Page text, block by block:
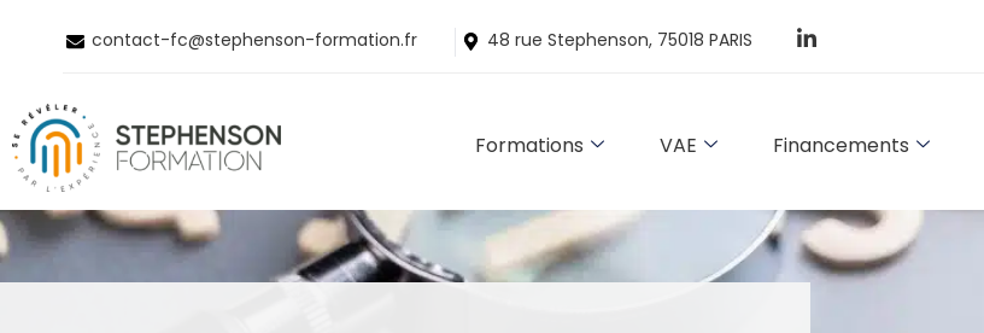
p
a
contact-fc@stephenson-formation.fr 48 rue Stephenson, 75018 PARIS
Formations VAE Financements